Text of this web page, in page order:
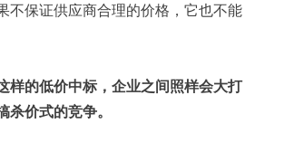
不保证供应商合理的价格，它也不能
样的低价中标，企业之间照样会大打
杀价式的竞争。